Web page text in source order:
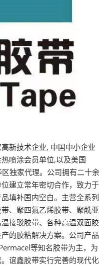
新技术企业, 中国中小企业
喷涂会员单位,以及美国
独家代理。公司拥有二十余
建立常年密切合作，致力于
填补国内空白。主营全系列
、聚四氟乙烯胶带、聚酰亚
接驳胶带、各种高温双面胶
的胶粘解决方案。公司产品
等知名胶带为主，为
谊鑫胶带实行完善的现代化